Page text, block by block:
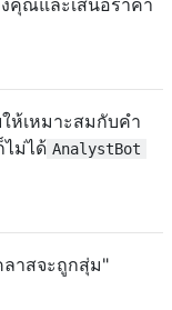
;
pasted code. */
audition;
95
คุณและเสนอราคา
ห้เหมาะสมกับคำ
ม่ได้ AnalystBot
าสจะถูกสุ่ม"